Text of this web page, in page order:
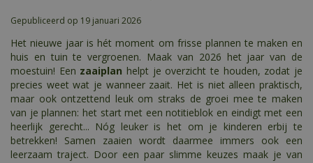
Gepubliceerd op 19 januari 2026
Het nieuwe jaar is hét moment om frisse plannen te maken en
huis en tuin te vergroenen. Maak van 2026 het jaar van de
moestuin! Een zaaiplan helpt je overzicht te houden, zodat je
precies weet wat je wanneer zaait. Het is niet alleen praktisch,
maar ook ontzettend leuk om straks de groei mee te maken
van je plannen: het start met een notitieblok en eindigt met een
heerlijk gerecht... Nóg leuker is het om je kinderen erbij te
betrekken! Samen zaaien wordt daarmee immers ook een
leerzaam traject. Door een paar slimme keuzes maak je van